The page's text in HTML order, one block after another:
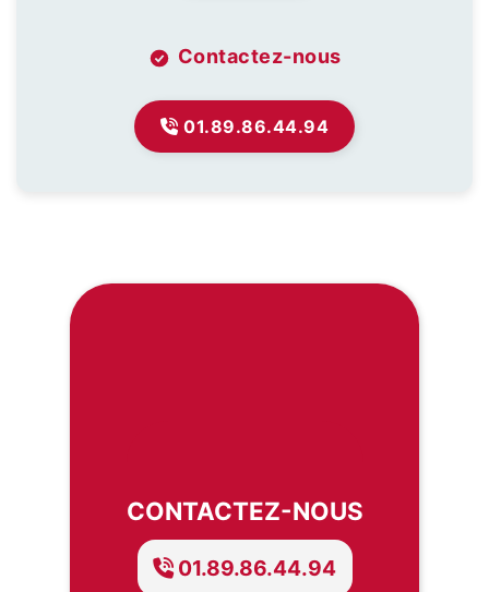
Contactez-nous
01.89.86.44.94
CONTACTEZ-NOUS
01.89.86.44.94